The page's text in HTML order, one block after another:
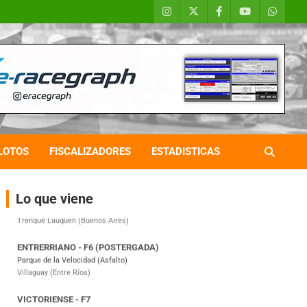
FISCALIZADORES ESTADISTICAS
Lo que viene
COBERTURA ESPECIAL DE E-KART.COM.AR
08/09-AGO
Ramiro Tot (Asfalto)
Baradero (Buenos Aires)
KDO - F6
Ciudad de Trenque Lauquen (Asfalto)
ENTRERRIANO - F6 (POSTERGADA)
Parque de la Velocidad (Asfalto)
VICTORIENSE - F7
El Cerro (Tierra)